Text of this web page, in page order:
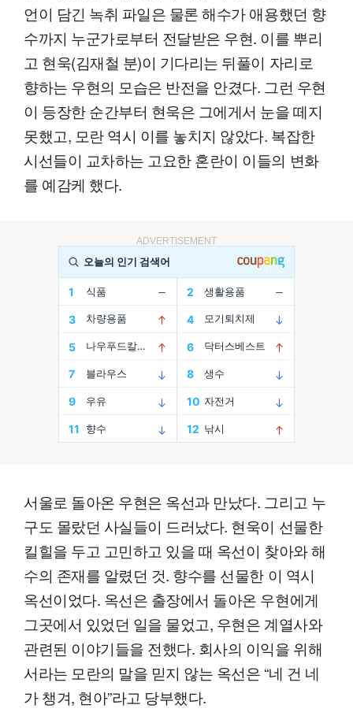
언이 담긴 녹취 파일은 물론 해수가 애용했던 향
수까지 누군가로부터 전달받은 우현. 이를 뿌리
고 현욱(김재철 분)이 기다리는 뒤풀이 자리로
향하는 우현의 모습은 반전을 안겼다. 그런 우현
이 등장한 순간부터 현욱은 그에게서 눈을 떼지
못했고, 모란 역시 이를 놓치지 않았다. 복잡한
시선들이 교차하는 고요한 혼란이 이들의 변화
를 예감케 했다.
ADVERTISEMENT
서울로 돌아온 우현은 옥선과 만났다. 그리고 누
구도 몰랐던 사실들이 드러났다. 현욱이 선물한
킬힐을 두고 고민하고 있을 때 옥선이 찾아와 해
수의 존재를 알렸던 것. 향수를 선물한 이 역시
옥선이었다. 옥선은 출장에서 돌아온 우현에게
그곳에서 있었던 일을 물었고, 우현은 계열사와
관련된 이야기들을 전했다. 회사의 이익을 위해
서라는 모란의 말을 믿지 않는 옥선은 “네 건 네
가 챙겨, 현아”라고 당부했다.